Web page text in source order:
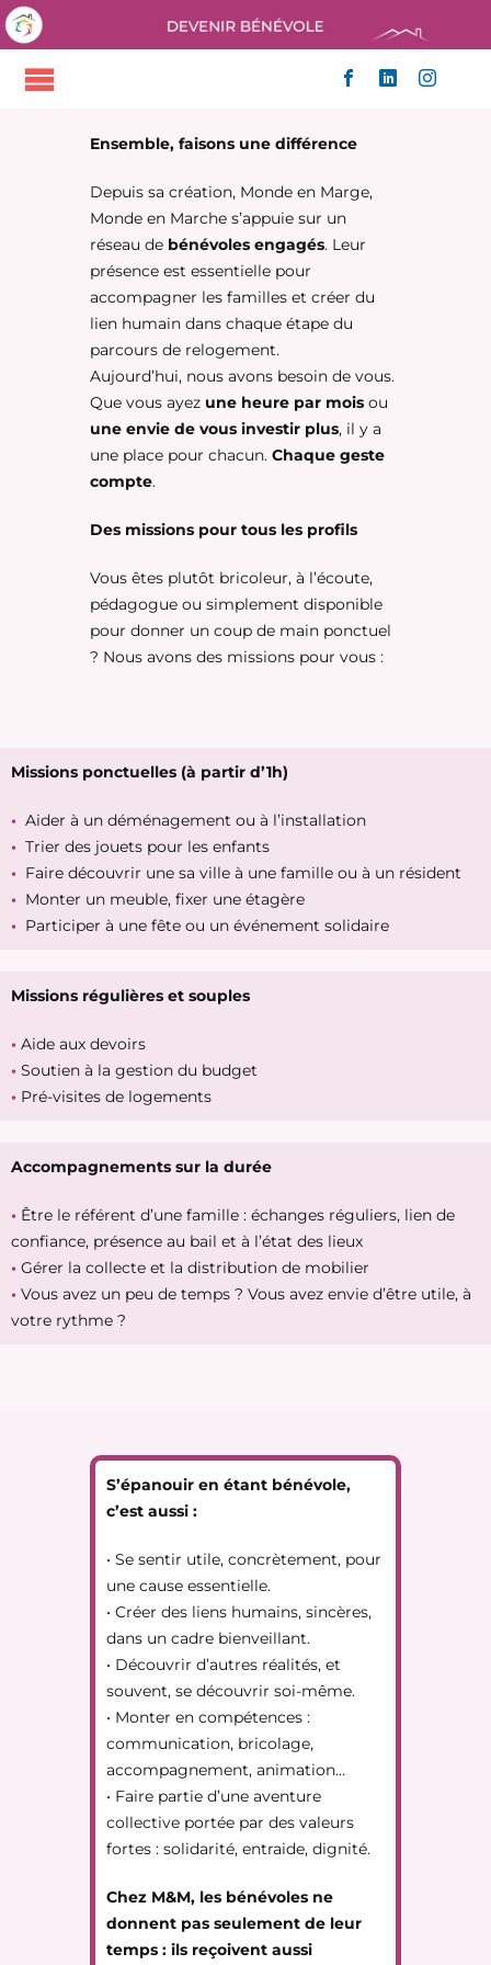
Passer
au
contenu
Toggle
Navigation
QUI SOMMES-NOUS
NOUS SOUTENIR
Ensemble, faisons une différence
Depuis sa création, Monde en Marge,
Monde en Marche s’appuie sur un
réseau de bénévoles engagés. Leur
présence est essentielle pour
accompagner les familles et créer du
lien humain dans chaque étape du
parcours de relogement.
Aujourd’hui, nous avons besoin de vous.
Que vous ayez une heure par mois ou
une envie de vous investir plus, il y a
une place pour chacun.Chaque geste
compte.
Des missions pour tous les profils
Vous êtes plutôt bricoleur, à l’écoute,
pédagogue ou simplement disponible
pour donner un coup de main ponctuel
? Nous avons des missions pour vous :
Missions ponctuelles (à partir d’1h)
•Aider à un déménagement ou à l’installation
•Trier des jouets pour les enfants
•Faire découvrir une sa ville à une famille ou à un résident
•Monter un meuble, fixer une étagère
•Participer à une fête ou un événement solidaire
Missions régulières et souples
•Aide aux devoirs
•Soutien à la gestion du budget
•Pré-visites de logements
Accompagnements sur la durée
•Être le référent d’une famille : échanges réguliers, lien de
confiance, présence au bail et à l’état des lieux
•Gérer la collecte et la distribution de mobilier
•Vous avez un peu de temps ? Vous avez envie d’être utile, à
votre rythme ?
S’épanouir en étant bénévole,
c’est aussi :
• Se sentir utile, concrètement, pour
une cause essentielle.
• Créer des liens humains, sincères,
dans un cadre bienveillant.
• Découvrir d’autres réalités, et
souvent, se découvrir soi-même.
• Monter en compétences :
communication, bricolage,
accompagnement, animation…
• Faire partie d’une aventure
collective portée par des valeurs
fortes : solidarité, entraide, dignité.
Chez M&M, les bénévoles ne
donnent pas seulement de leur
temps : ils reçoivent aussi